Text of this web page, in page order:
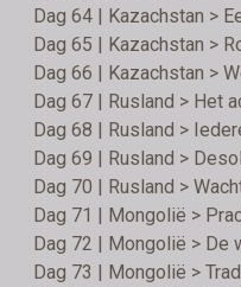
Dag 64 | Kazachstan >
Dag 65 | Kazachstan >
Dag 66 | Kazachstan >
Dag 67 | Rusland > Het
Dag 68 | Rusland >
Dag 69 | Rusland >
Dag 70 | Rusland >
Dag 71 | Mongolië >
Dag 72 | Mongolië > De
Dag 73 | Mongolië >